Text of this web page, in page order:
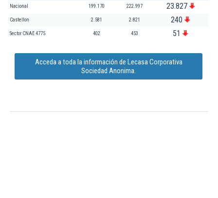
Nacional 199.170 222.997 23.827
Castellon 2.581 2.821 240
Sector CNAE 4775 402 453 51
Acceda a toda la información de Lecasa Corporativa
Sociedad Anonima.